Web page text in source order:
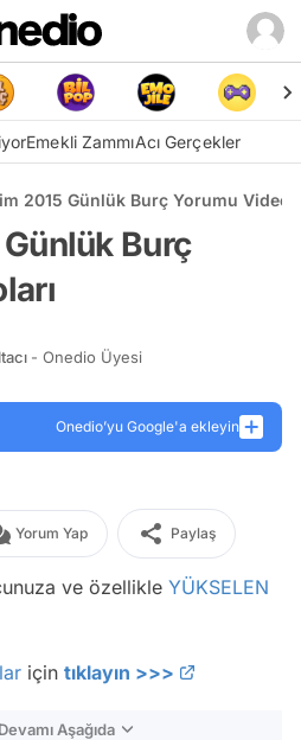
Emekli ZammıAcı Gerçekler
2015 Günlük Burç Yorumu
Burç
- Onedio Üyesi
Onedio’yu Google'a ekleyin
Yorum Yap Paylaş
ve özellikle YÜKSELEN
için tıklayın >>>
Aşağıda